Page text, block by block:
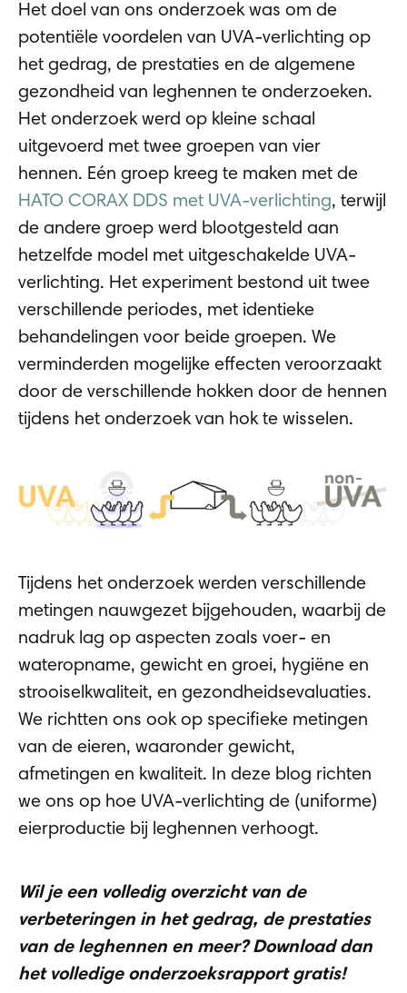
Het doel van ons onderzoek was om de
potentiële voordelen van UVA-verlichting op
het gedrag, de prestaties en de algemene
gezondheid van leghennen te onderzoeken.
Het onderzoek werd op kleine schaal
uitgevoerd met twee groepen van vier
hennen. Eén groep kreeg te maken met de
HATO CORAX DDS met UVA-verlichting, terwijl
de andere groep werd blootgesteld aan
hetzelfde model met uitgeschakelde UVA-
verlichting. Het experiment bestond uit twee
verschillende periodes, met identieke
behandelingen voor beide groepen. We
verminderden mogelijke effecten veroorzaakt
door de verschillende hokken door de hennen
tijdens het onderzoek van hok te wisselen.
Tijdens het onderzoek werden verschillende
metingen nauwgezet bijgehouden, waarbij de
nadruk lag op aspecten zoals voer- en
wateropname, gewicht en groei, hygiëne en
strooiselkwaliteit, en gezondheidsevaluaties.
We richtten ons ook op specifieke metingen
van de eieren, waaronder gewicht,
afmetingen en kwaliteit. In deze blog richten
we ons op hoe UVA-verlichting de (uniforme)
eierproductie bij leghennen verhoogt.
Wil je een volledig overzicht van de
verbeteringen in het gedrag, de prestaties
van de leghennen en meer? Download dan
het volledige onderzoeksrapport gratis!